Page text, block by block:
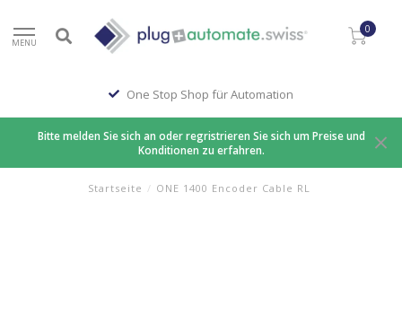
MENU
0
One Stop Shop für Automation
Bitte melden Sie sich an oder regristrieren Sie sich um Preise und
Konditionen zu erfahren.
Startseite / ONE 1400 Encoder Cable RL